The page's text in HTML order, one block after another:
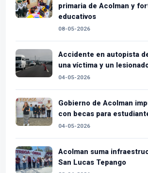
primaria de Acolman y
educativos
08-05-2026
Accidente en autopista
una víctima y un
04-05-2026
Gobierno de Acolman
con becas para
04-05-2026
Acolman suma
San Lucas Tepango